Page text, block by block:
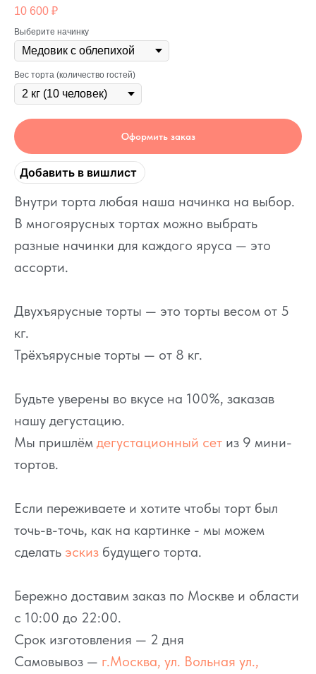
10 600 ₽
Выберите начинку
Вес торта (количество гостей)
Оформить заказ
Добавить в вишлист
Внутри торта любая наша начинка на выбор.
В многоярусных тортах можно выбрать
разные начинки для каждого яруса — это
ассорти.
Двухъярусные торты — это торты весом от 5
кг.
Трёхъярусные торты — от 8 кг.
Будьте уверены во вкусе на 100%, заказав
нашу дегустацию.
Мы пришлём дегустационный сет из 9 мини-
тортов.
Если переживаете и хотите чтобы торт был
точь-в-точь, как на картинке - мы можем
сделать эскиз будущего торта.
Бережно доставим заказ по Москве и области
с 10:00 до 22:00.
Срок изготовления — 2 дня
Самовывоз — г.Москва, ул. Вольная ул.,